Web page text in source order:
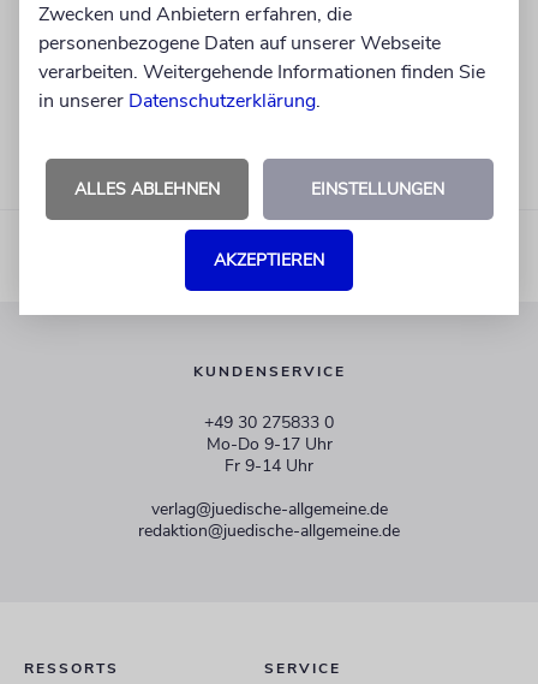
KUNDENSERVICE
+49 30 275833 0
Mo-Do 9-17 Uhr
Fr 9-14 Uhr
verlag@juedische-allgemeine.de
redaktion@juedische-allgemeine.de
RESSORTS SERVICE
Zwecken und Anbietern erfahren, die
personenbezogene Daten auf unserer Webseite
verarbeiten. Weitergehende Informationen finden Sie
in unserer Datenschutzerklärung.
ALLES ABLEHNEN EINSTELLUNGEN
AKZEPTIEREN